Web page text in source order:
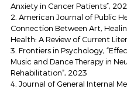
Anxiety in Cancer Patients”,
2. American Journal of Public
Connection Between Art,
Health: A Review of Current
3. Frontiers in Psychology,
Music and Dance Therapy in
Rehabilitation”, 2023
4. Journal of General Internal